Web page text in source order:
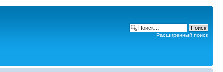
Расширенный поиск